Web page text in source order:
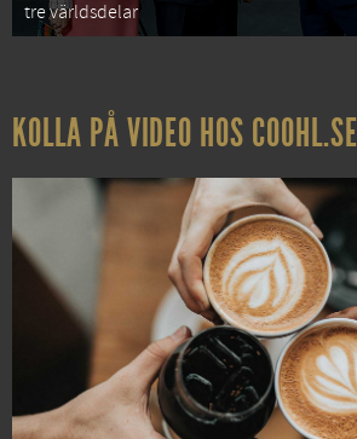
tre världsdelar
KOLLA PÅ VIDEO HOS COOHL.SE